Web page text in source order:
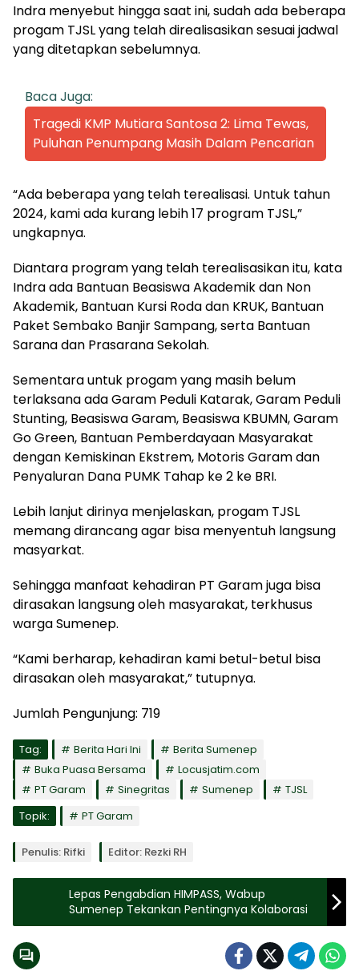
Indra menyebut hingga saat ini, sudah ada beberapa
progam TJSL yang telah direalisasikan sesuai jadwal
yang ditetapkan sebelumnya.
Baca Juga:
Tragedi KMP Mutiara Santosa 2: Lima Tewas,
Puluhan Penumpang Masih Dalam Pencarian
“Ada beberapa yang telah terealisasi. Untuk tahun
2024, kami ada kurang lebih 17 program TJSL,”
ungkapnya.
Diantara program yang telah terealisasikan itu, kata
Indra ada Bantuan Beasiswa Akademik dan Non
Akademik, Bantuan Kursi Roda dan KRUK, Bantuan
Paket Sembako Banjir Sampang, serta Bantuan
Sarana dan Prasarana Sekolah.
Sementara untuk progam yang masih belum
terlaksana ada Garam Peduli Katarak, Garam Peduli
Stunting, Beasiswa Garam, Beasiswa KBUMN, Garam
Go Green, Bantuan Pemberdayaan Masyarakat
dengan Kemiskinan Ekstrem, Motoris Garam dan
Penyaluran Dana PUMK Tahap ke 2 ke BRI.
Lebih lanjut dirinya menjelaskan, progam TJSL
memang dirancang agar bisa menyentuh langsung
masyarkat.
Sehingga manfaat kehadiran PT Garam juga bisa
dirasakan langsung oleh masyarakat, terkhusus
warga Sumenep.
“Kami berharap, kehadiran kami betul-betul bisa
dirasakan oleh masyarakat,” tutupnya.
Jumlah Pengunjung: 719
Tag: Berita Hari Ini
Berita Sumenep
Buka Puasa Bersama
Locusjatim.com
PT Garam
Sinegritas Sumenep
TJSL
Topik:
PT Garam
Penulis: Rifki Editor: Rezki RH
Lepas Pengabdian HIMPASS, Wabup
Sumenep Tekankan Pentingnya Kolaborasi